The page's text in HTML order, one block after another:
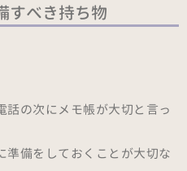
すべき持ち物
の次にメモ帳が大切と言っ
準備をしておくことが大切な